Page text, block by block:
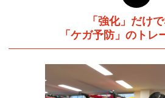
「強化」だけ
「ケガ予防」のトレ